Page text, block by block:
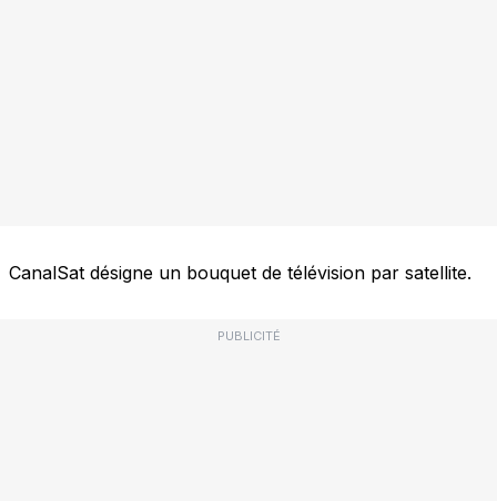
CanalSat désigne un bouquet de télévision par satellite.
PUBLICITÉ